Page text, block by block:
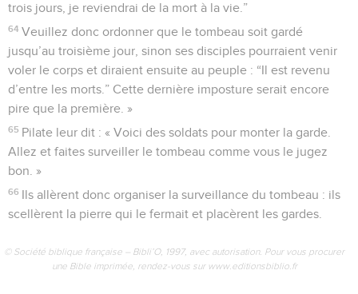
trois jours, je reviendrai de la mort à la vie.”
64 Veuillez donc ordonner que le tombeau soit gardé
jusqu’au troisième jour, sinon ses disciples pourraient venir
voler le corps et diraient ensuite au peuple : “Il est revenu
d’entre les morts.” Cette dernière imposture serait encore
pire que la première. »
65 Pilate leur dit : « Voici des soldats pour monter la garde.
Allez et faites surveiller le tombeau comme vous le jugez
bon. »
66 Ils allèrent donc organiser la surveillance du tombeau : ils
scellèrent la pierre qui le fermait et placèrent les gardes.
© Société biblique française – Bibli’O, 1997, avec autorisation. Pour vous procurer
une Bible imprimée, rendez-vous sur www.editionsbiblio.fr